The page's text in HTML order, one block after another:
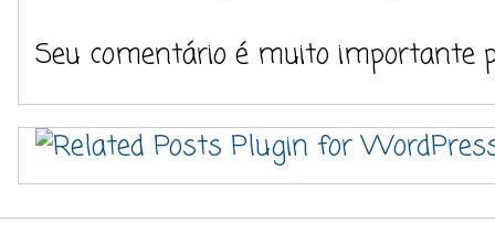
Seu comentário é muito importante